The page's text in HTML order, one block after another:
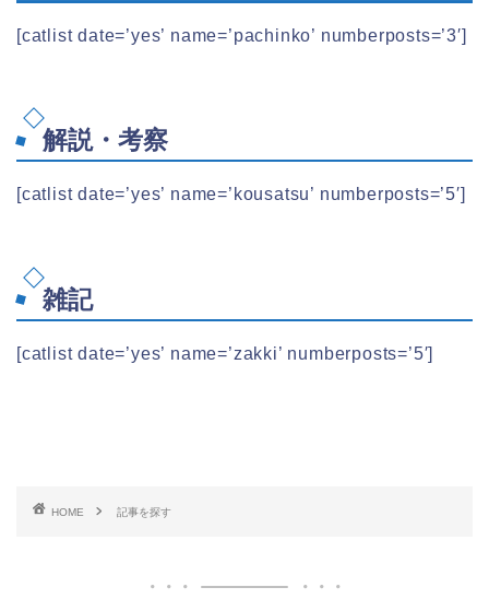
[catlist date=’yes’ name=’pachinko’ numberposts=’3′]
解説・考察
[catlist date=’yes’ name=’kousatsu’ numberposts=’5′]
雑記
[catlist date=’yes’ name=’zakki’ numberposts=’5′]
HOME 記事を探す